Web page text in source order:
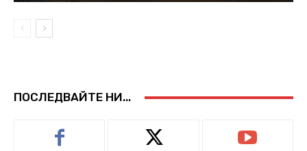
ПОСЛЕДВАЙТЕ НИ...